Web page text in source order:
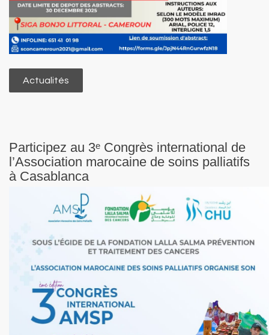
Actualités
Participez au 3ᵉ Congrès international de
l’Association marocaine de soins palliatifs
à Casablanca